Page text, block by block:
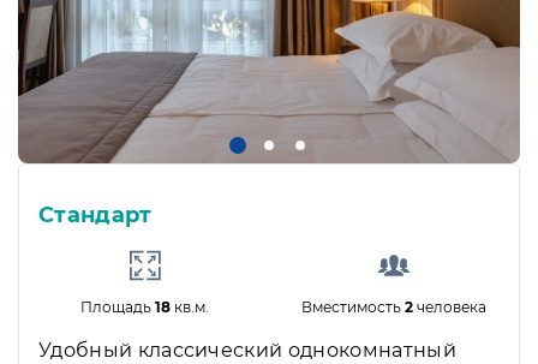
Стандарт
Площадь18 кв.м. Вместимость2 человека
Удобный классический однокомнатный